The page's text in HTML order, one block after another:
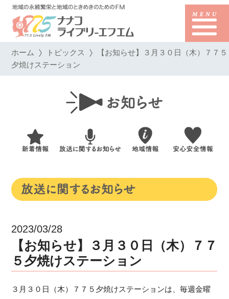
ホーム トピックス 【お知らせ】３月３０日（木）７７５
夕焼けステーション
2023/03/28
【お知らせ】３月３０日（木）７７
５夕焼けステーション
３月３０日（木）７７５夕焼けステーションは、毎週金曜